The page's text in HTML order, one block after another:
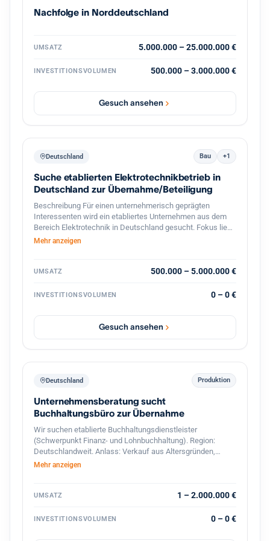
nächsten Wachstumsschritt mitgestaltet. Diskretion ist
Vertraulichkeitsvereinbarung.
Nachfolge in Norddeutschland
UMSATZ 5.000.000 – 25.000.000 €
INVESTITIONSVOLUMEN 500.000 – 3.000.000 €
Gesuch ansehen
Deutschland Bau +1
Suche etablierten Elektrotechnikbetrieb in
Deutschland zur Übernahme/Beteiligung
Beschreibung Für einen unternehmerisch geprägten
Interessenten wird ein etabliertes Unternehmen aus dem
Bereich Elektrotechnik in Deutschland gesucht. Fokus liegt
auf profitablen kleinen bis mittelständischen Betrieben mit
interessant sind Unternehmen mit Leistungen in den
Industrieelektrik Schaltschrankbau
Wartung & Service Photovoltaik / Ladeinfrastruktur
(optional) Der Interessent strebt eine langfristige
Weiterführung und Weiterentwicklung des Unternehmens
500.000 € und 5 Mio. € Standort in Deutschland PLZ-
Mehr anzeigen
UMSATZ 500.000 – 5.000.000 €
INVESTITIONSVOLUMEN 0 – 0 €
Gesuch ansehen
Deutschland Produktion
Unternehmensberatung sucht
Buchhaltungsbüro zur Übernahme
Wir suchen etablierte Buchhaltungsdienstleister
(Schwerpunkt Finanz- und Lohnbuchhaltung). Region:
Deutschlandweit. Anlass: Verkauf aus Altersgründen,
Nachfolgemangel oder strategischer Neuausrichtung.
Mehr anzeigen
UMSATZ 1 – 2.000.000 €
INVESTITIONSVOLUMEN 0 – 0 €